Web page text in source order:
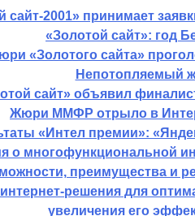
сайт-2001» принимает
«Золотой сайт»: год
«Золотого сайта»
Непотопляемый
сайт» объявил
Жюри ММФР отрыло в
«Интел премии»:
о многофункциональной
преимущества и
решения для
увеличения его